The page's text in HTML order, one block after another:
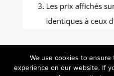
Gastronomie Photos -
We use cookies to
experience on our website. If